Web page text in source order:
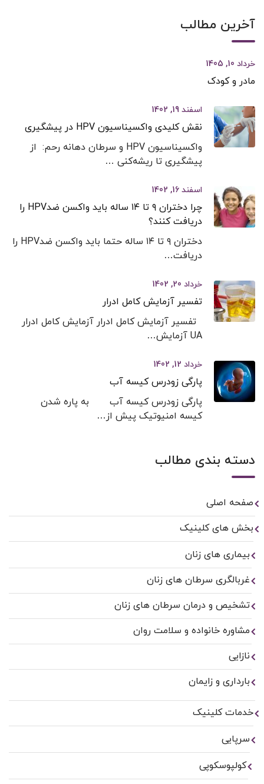
آخرین مطالب
خرداد 10, 1405
مادر و کودک
اسفند 19, 1402
نقش کلیدی واکسیناسیون HPV در پیشگیری
واکسیناسیون HPV و سرطان دهانه رحم: از
پیشگیری تا ریشه‌کنی …
اسفند 16, 1402
چرا دختران ۹ تا ۱۴ ساله باید واکسن ضدHPV را
دریافت کنند؟
دختران ۹ تا ۱۴ ساله حتما باید واکسن ضدHPV را
دریافت…
خرداد 20, 1402
تفسیر آزمایش کامل ادرار
تفسیر آزمایش کامل ادرار آزمایش کامل ادرار
UA آزمایش…
خرداد 12, 1402
پارگی زودرس کیسه آب
پارگی زودرس کیسه آب به پاره شدن
کیسه امنیوتیک پیش از…
دسته بندی مطالب
صفحه اصلی
بخش های کلینیک
بیماری های زنان
غربالگری سرطان های زنان
تشخیص و درمان سرطان های زنان
مشاوره خانواده و سلامت روان
نازایی
بارداری و زایمان
خدمات کلینیک
سرپایی
کولپوسکوپی